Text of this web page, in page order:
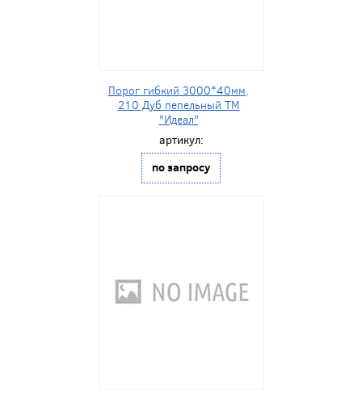
Порог гибкий 3000*40мм,
210 Дуб пепельный ТМ
"Идеал"
артикул:
по запросу